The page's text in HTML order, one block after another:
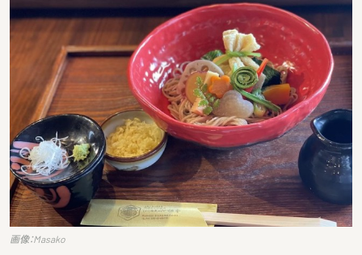
画像：Masako